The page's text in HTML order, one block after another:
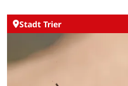
Stadt Trier